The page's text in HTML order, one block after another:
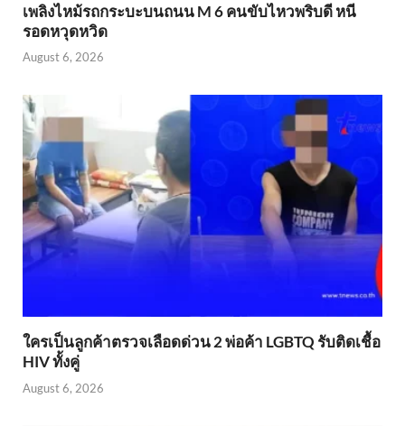
เพลิงไหม้รถกระบะบนถนน M 6 คนขับไหวพริบดี หนี
รอดหวุดหวิด
August 6, 2026
ใครเป็นลูกค้าตรวจเลือดด่วน 2 พ่อค้า LGBTQ รับติดเชื้อ
HIV ทั้งคู่
August 6, 2026